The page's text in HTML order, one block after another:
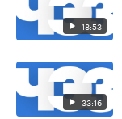
18:53
33:16